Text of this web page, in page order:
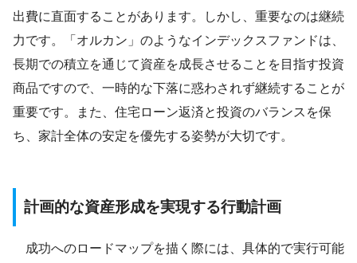
出費に直面することがあります。しかし、重要なのは継続
力です。「オルカン」のようなインデックスファンドは、
長期での積立を通じて資産を成長させることを目指す投資
商品ですので、一時的な下落に惑わされず継続することが
重要です。また、住宅ローン返済と投資のバランスを保
ち、家計全体の安定を優先する姿勢が大切です。
計画的な資産形成を実現する行動計画
成功へのロードマップを描く際には、具体的で実行可能